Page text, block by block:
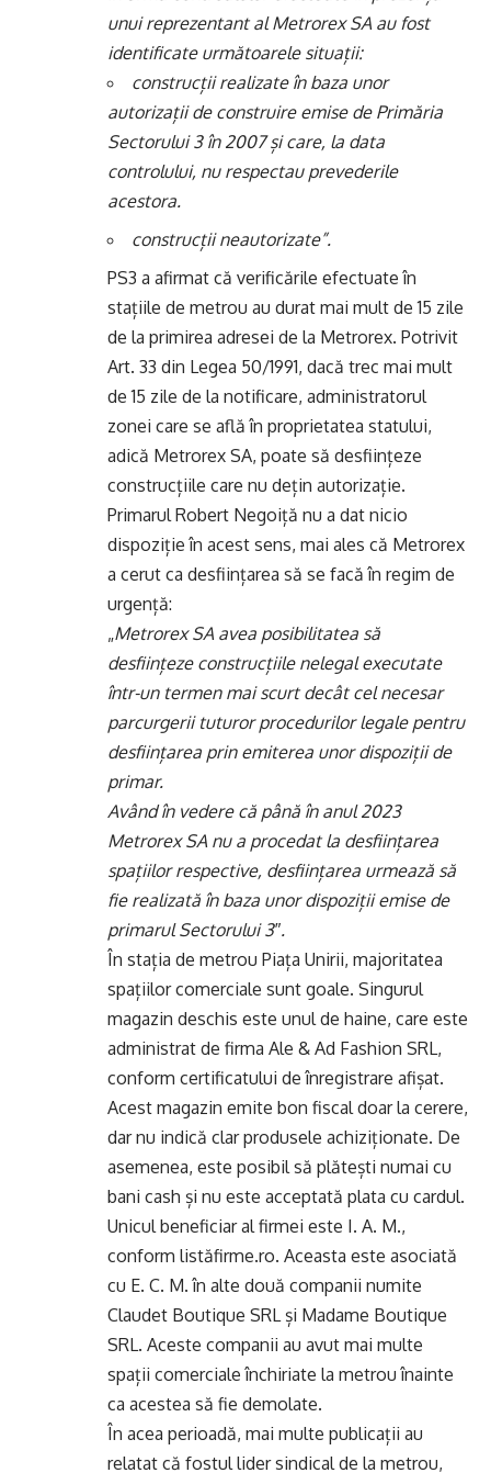
unui reprezentant al Metrorex SA au fost
identificate următoarele situații:
construcții realizate în baza unor
autorizații de construire emise de Primăria
Sectorului 3 în 2007 și care, la data
controlului, nu respectau prevederile
acestora.
construcții neautorizate”.
PS3 a afirmat că verificările efectuate în
stațiile de metrou au durat mai mult de 15 zile
de la primirea adresei de la Metrorex. Potrivit
Art. 33 din Legea 50/1991, dacă trec mai mult
de 15 zile de la notificare, administratorul
zonei care se află în proprietatea statului,
adică Metrorex SA, poate să desființeze
construcțiile care nu dețin autorizație.
Primarul Robert Negoiță nu a dat nicio
dispoziție în acest sens, mai ales că Metrorex
a cerut ca desființarea să se facă în regim de
urgență:
„Metrorex SA avea posibilitatea să
desființeze construcțiile nelegal executate
într-un termen mai scurt decât cel necesar
parcurgerii tuturor procedurilor legale pentru
desființarea prin emiterea unor dispoziții de
primar.
Având în vedere că până în anul 2023
Metrorex SA nu a procedat la desființarea
spațiilor respective, desființarea urmează să
fie realizată în baza unor dispoziții emise de
primarul Sectorului 3″.
În stația de metrou Piața Unirii, majoritatea
spațiilor comerciale sunt goale. Singurul
magazin deschis este unul de haine, care este
administrat de firma Ale & Ad Fashion SRL,
conform certificatului de înregistrare afișat.
Acest magazin emite bon fiscal doar la cerere,
dar nu indică clar produsele achiziționate. De
asemenea, este posibil să plătești numai cu
bani cash și nu este acceptată plata cu cardul.
Unicul beneficiar al firmei este I. A. M.,
conform listăfirme.ro. Aceasta este asociată
cu E. C. M. în alte două companii numite
Claudet Boutique SRL și Madame Boutique
SRL. Aceste companii au avut mai multe
spații comerciale închiriate la metrou înainte
ca acestea să fie demolate.
În acea perioadă, mai multe publicații au
relatat că fostul lider sindical de la metrou,